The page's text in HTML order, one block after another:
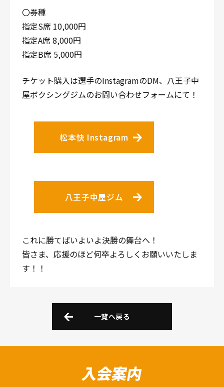
〇券種
指定S席 10,000円
指定A席 8,000円
指定B席 5,000円
チケット購入は選手のInstagramのDM、八王子中
屋ボクシングジムのお問い合わせフォームにて！
松本快 Instagram
八王子中屋ジム
これに勝てばいよいよ決勝の舞台へ！
皆さま、応援のほど何卒よろしくお願いいたしま
す！！
一覧へ戻る
入会案内